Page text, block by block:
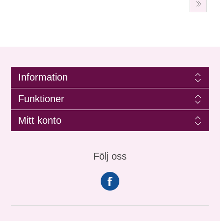
Information
Funktioner
Mitt konto
Följ oss